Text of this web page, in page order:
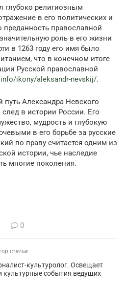
глубоко религиозным
в его политических и
преданность православной
роль в его жизни
в 1263 году его имя было
что в конечном итоге
Русской православной
ikony/aleksandr-nevskij/.
Александра Невского
в истории России. Его
мудрость и глубокую
в его борьбе за русские
по праву считается одним из
истории, чье наследие
многие поколения.
0
статьи
культуролог. Освещает
культурные события ведущих